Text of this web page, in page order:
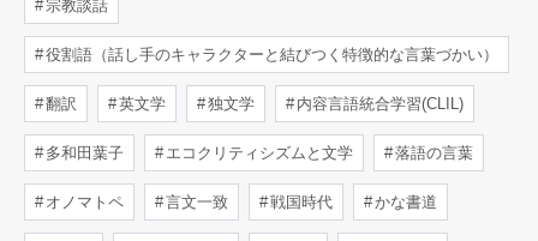
宗教談話
役割語（話し手のキャラクターと結びつく特徴的な言葉づかい）
翻訳 英文学 独文学 内容言語統合学習(CLIL)
多和田葉子 エコクリティシズムと文学 落語の言葉
オノマトペ 言文一致 戦国時代 かな書道